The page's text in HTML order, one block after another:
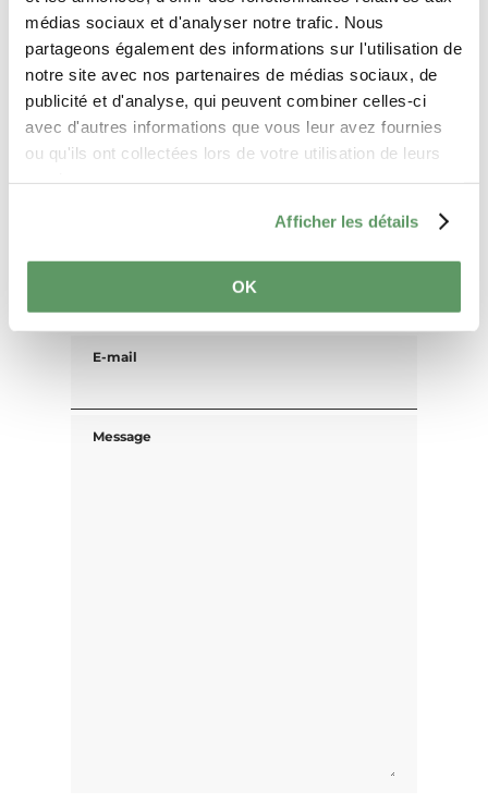
médias sociaux et d'analyser notre trafic. Nous
partageons également des informations sur l'utilisation de
notre site avec nos partenaires de médias sociaux, de
publicité et d'analyse, qui peuvent combiner celles-ci
avec d'autres informations que vous leur avez fournies
ou qu'ils ont collectées lors de votre utilisation de leurs
Afficher les détails
OK
Prénom
E-mail
Message